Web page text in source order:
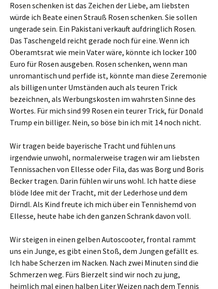
Rosen schenken ist das Zeichen der Liebe, am liebsten
würde ich Beate einen Strauß Rosen schenken. Sie sollen
ungerade sein. Ein Pakistani verkauft aufdringlich Rosen.
Das Taschengeld reicht gerade noch für eine. Wenn ich
Oberamtsrat wie mein Vater wäre, könnte ich locker 100
Euro für Rosen ausgeben. Rosen schenken, wenn man
unromantisch und perfide ist, könnte man diese Zeremonie
als billigen unter Umständen auch als teuren Trick
bezeichnen, als Werbungskosten im wahrsten Sinne des
Wortes. Für mich sind 99 Rosen ein teurer Trick, für Donald
Trump ein billiger. Nein, so böse bin ich mit 14 noch nicht.
Wir tragen beide bayerische Tracht und fühlen uns
irgendwie unwohl, normalerweise tragen wir am liebsten
Tennissachen von Ellesse oder Fila, das was Borg und Boris
Becker tragen. Darin fühlen wir uns wohl. Ich hatte diese
blöde Idee mit der Tracht, mit der Lederhose und dem
Dirndl. Als Kind freute ich mich über ein Tennishemd von
Ellesse, heute habe ich den ganzen Schrank davon voll.
Wir steigen in einen gelben Autoscooter, frontal rammt
uns ein Junge, es gibt einen Stoß, dem Jungen gefällt es.
Ich habe Scherzen im Nacken. Nach zwei Minuten sind die
Schmerzen weg. Fürs Bierzelt sind wir noch zu jung,
heimlich mal einen halben Liter Weizen nach dem Tennis